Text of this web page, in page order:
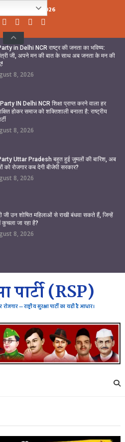
August 08, 2026
in Delhi NCR राष्ट्र की जनता का भविष्य:
जी, अपने मन की बात के साथ अब जनता के मन की
8, 2026
IN Delhi NCR शिक्षा प्राप्त करने वाला हर
होकर समाज को शक्तिशाली बनाता है: राष्ट्रीय
8, 2026
Uttar Pradesh बहुत हुई जुमलों की बारिश, अब
को रोजगार कब देगी बीजेपी सरकार?
8, 2026
जी उन शोषित महिलाओं से राखी बंधवा सकते हैं, जिन्हें
जा रहा है?
8, 2026
पार्टी (RSP)
— राष्ट्रीय सुरक्षा पार्टी का यही है आधार।